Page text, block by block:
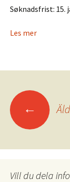
Søknadsfrist: 15.
Les mer
←
Vill du dela